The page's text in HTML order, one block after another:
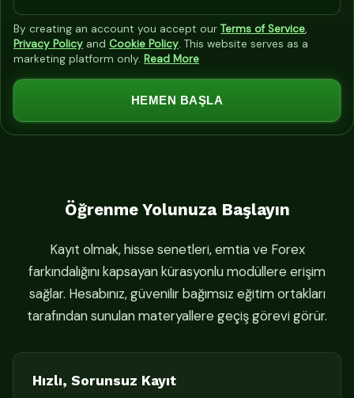
By creating an account you accept our Terms of Service,
Privacy Policy and Cookie Policy. This website serves as a
marketing platform only. Read More
HEMEN BAŞLA
Öğrenme Yolunuza Başlayın
Kayıt olmak, hisse senetleri, emtia ve Forex
farkındalığını kapsayan kürasyonlu modüllere erişim
sağlar. Hesabınız, güvenilir bağımsız eğitim ortakları
tarafından sunulan materyallere geçiş görevi görür.
Hızlı, Sorunsuz Kayıt